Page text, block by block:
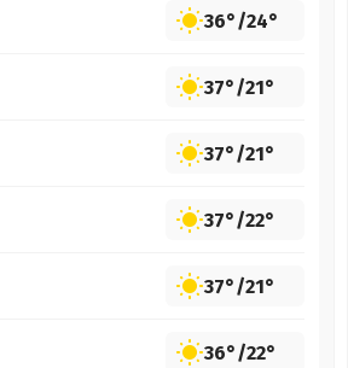
36°/24°
37°/21°
37°/21°
37°/22°
37°/21°
36°/22°